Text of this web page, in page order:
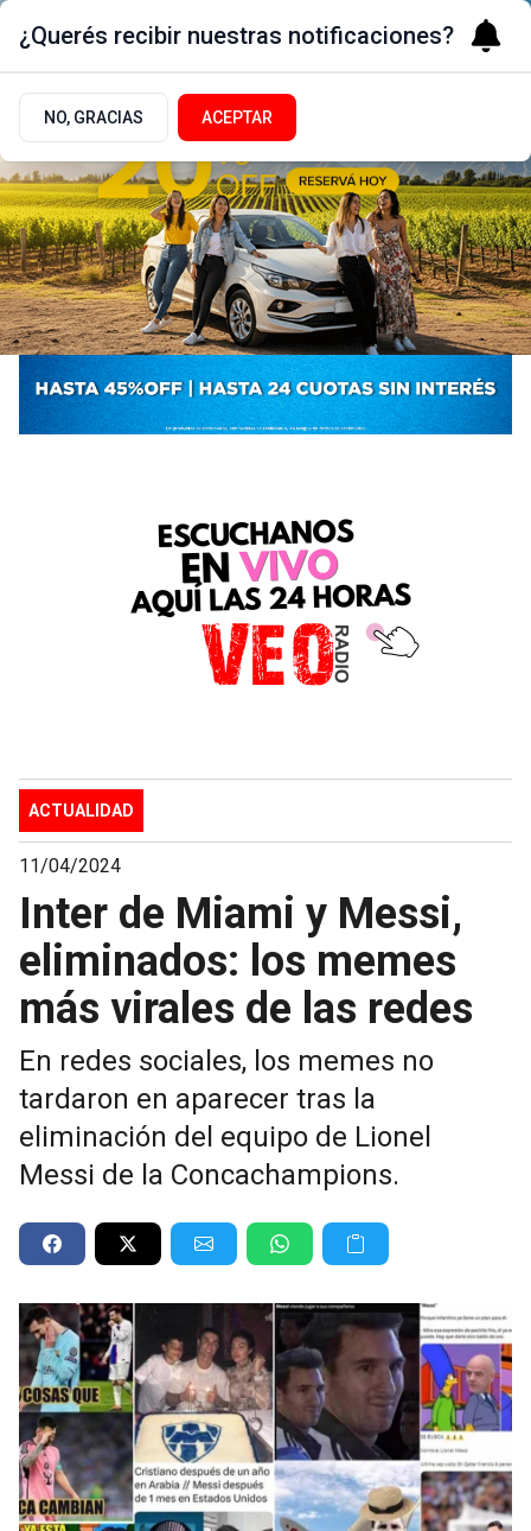
ACTUALIDAD
11/04/2024
Inter de Miami y Messi,
eliminados: los memes
más virales de las redes
En redes sociales, los memes no
tardaron en aparecer tras la
eliminación del equipo de Lionel
Messi de la Concachampions.
¿Querés recibir nuestras notificaciones?
NO, GRACIAS ACEPTAR